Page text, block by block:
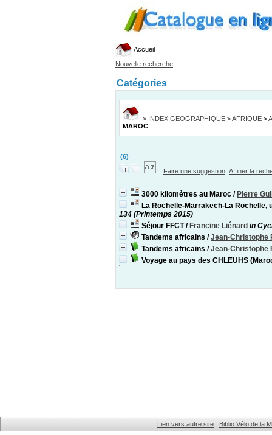
Accueil
Nouvelle recherche
Catégories
> INDEX GEOGRAPHIQUE >AFRIQUE >
MAROC
(6)
Faire une suggestion Affiner la
3000 kilomètres au Maroc / Pierre
La Rochelle-Marrakech-La
134 (Printemps 2015)
Séjour FFCT/ Francine Liénard in
Tandems africains /Jean-Christophe
Tandems africains /Jean-Christophe
Voyage au pays des CHLEUHS
Lien vers autre site Biblio Vélo de la